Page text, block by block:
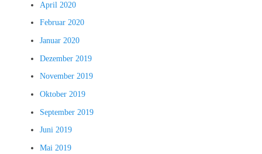
April 2020
Februar 2020
Januar 2020
Dezember 2019
November 2019
Oktober 2019
September 2019
Juni 2019
Mai 2019